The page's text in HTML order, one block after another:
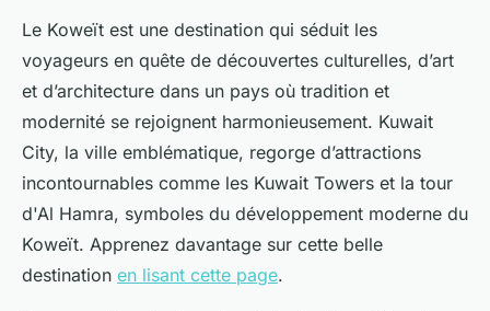
Le Koweït est une destination qui séduit les
voyageurs en quête de découvertes culturelles, d’art
et d’architecture dans un pays où tradition et
modernité se rejoignent harmonieusement. Kuwait
City, la ville emblématique, regorge d’attractions
incontournables comme les Kuwait Towers et la tour
d'Al Hamra, symboles du développement moderne du
Koweït. Apprenez davantage sur cette belle
destination en lisant cette page.